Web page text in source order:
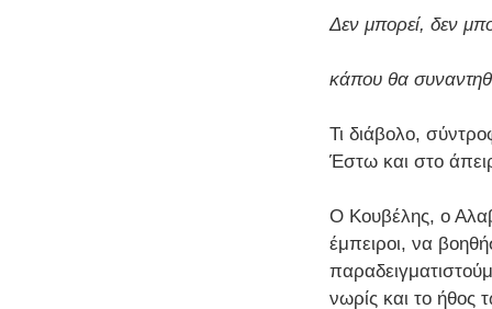
Δεν μπορεί, δεν
κάπου θα
Τι διάβολο,
Έστω και στο
Ο Κουβέλης, ο
έμπειροι, να
νωρίς και το ήθος